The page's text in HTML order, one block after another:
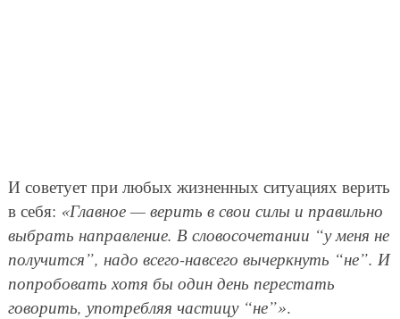
И советует при любых жизненных ситуациях верить
в себя: «Главное — верить в свои силы и правильно
выбрать направление. В словосочетании “у меня не
получится”, надо всего-навсего вычеркнуть “не”. И
попробовать хотя бы один день перестать
говорить, употребляя частицу “не”».